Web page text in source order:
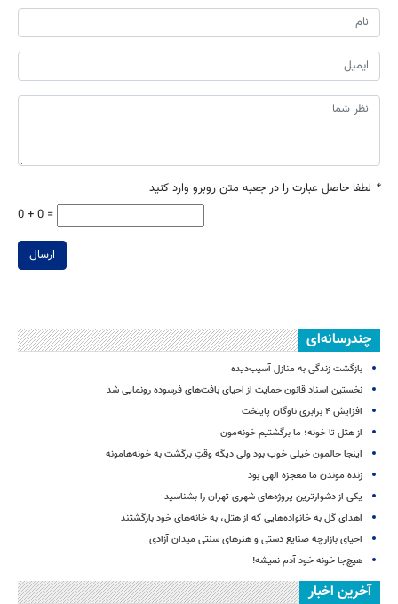
* لطفا حاصل عبارت را در جعبه متن روبرو وارد کنید
0 + 0 =
ارسال
چندرسانه‌ای
بازگشت زندگی‌ به منازل آسیب‌دیده
نخستین اسناد قانون حمایت از احیای بافت‌های فرسوده رونمایی شد
افزایش ۴ برابری ناوگان پایتخت
از هتل تا خونه؛ ما برگشتیم خونه‌مون
اینجا حالمون خیلی خوب بود ولی دیگه وقتِ برگشت به خونه‌هامونه
زنده موندن ما معجزه الهی بود
یکی از دشوارترین پروژه‌های شهری تهران را بشناسید
اهدای گل به خانواده‌هایی که از هتل‌، به خانه‌های خود بازگشتند
احیای بازارچه صنایع دستی و هنرهای سنتی میدان آزادی
هیچ‌جا خونه خود آدم نمیشه!
آخرین اخبار